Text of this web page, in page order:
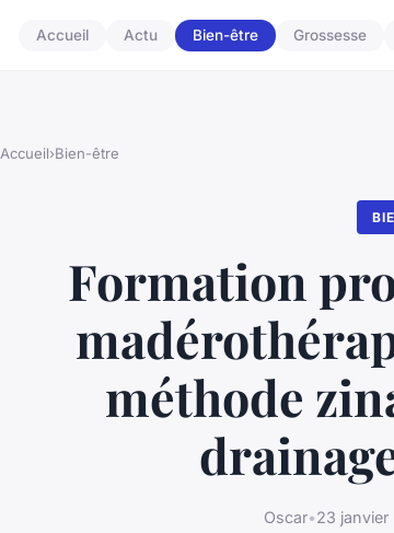
Accueil Actu Bien-être Grossesse
Accueil›Bien-être
Formation
méthode
Oscar•23 janvier